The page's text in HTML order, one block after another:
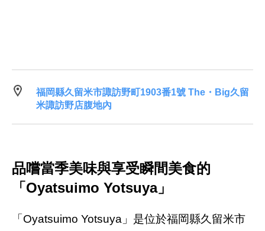
福岡縣久留米市諏訪野町1903番1號 The・Big久留
米諏訪野店腹地內
品嚐當季美味與享受瞬間美食的
「Oyatsuimo Yotsuya」
「Oyatsuimo Yotsuya」是位於福岡縣久留米市